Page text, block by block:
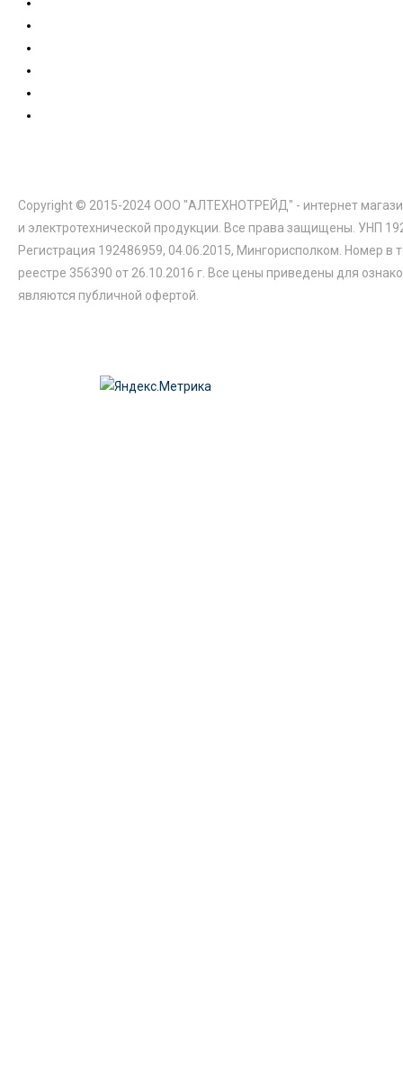
Copyright © 2015-2024 ООО "АЛТЕХНОТРЕЙД" - интернет
и электротехнической продукции. Все права защищены. УНП
Регистрация 192486959, 04.06.2015, Мингорисполком. Номер в
реестре 356390 от 26.10.2016 г. Все цены приведены для
являются публичной офертой.